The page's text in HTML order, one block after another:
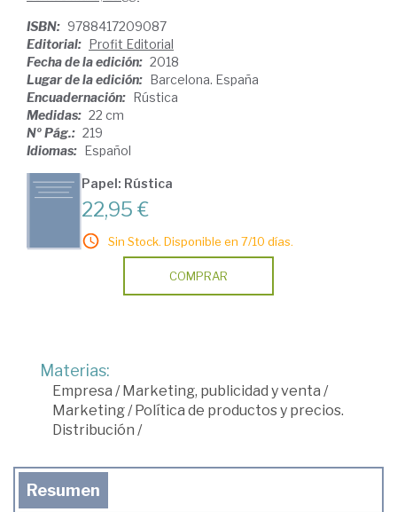
ISBN: 9788417209087
Editorial: Profit Editorial
Fecha de la edición: 2018
Lugar de la edición: Barcelona. España
Encuadernación: Rústica
Medidas: 22 cm
Nº Pág.: 219
Idiomas: Español
Papel: Rústica
22,95 €
Sin Stock. Disponible en 7/10 días.
COMPRAR
Materias:
Empresa /Marketing, publicidad y venta /
Marketing /Política de productos y precios.
Distribución /
Resumen